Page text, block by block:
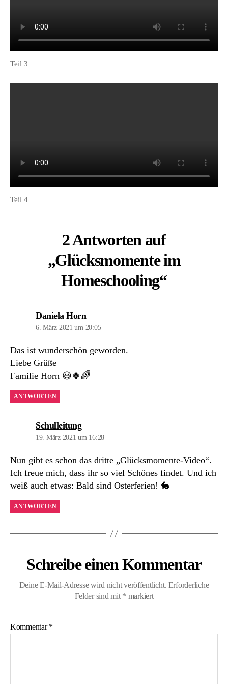
Teil 3
Teil 4
2 Antworten auf
„Glücksmomente im
Homeschooling“
Daniela Hornsagt:
6. März 2021 um 20:05
Das ist wunderschön geworden.
Liebe Grüße
Familie Horn 😃🍀🌈
ANTWORTEN
Schulleitungsagt:
19. März 2021 um 16:28
Nun gibt es schon das dritte „Glücksmomente-Video“.
Ich freue mich, dass ihr so viel Schönes findet. Und ich
weiß auch etwas: Bald sind Osterferien! 🐇
ANTWORTEN
Schreibe einen Kommentar
Deine E-Mail-Adresse wird nicht veröffentlicht. Erforderliche
Felder sind mit* markiert
Kommentar*